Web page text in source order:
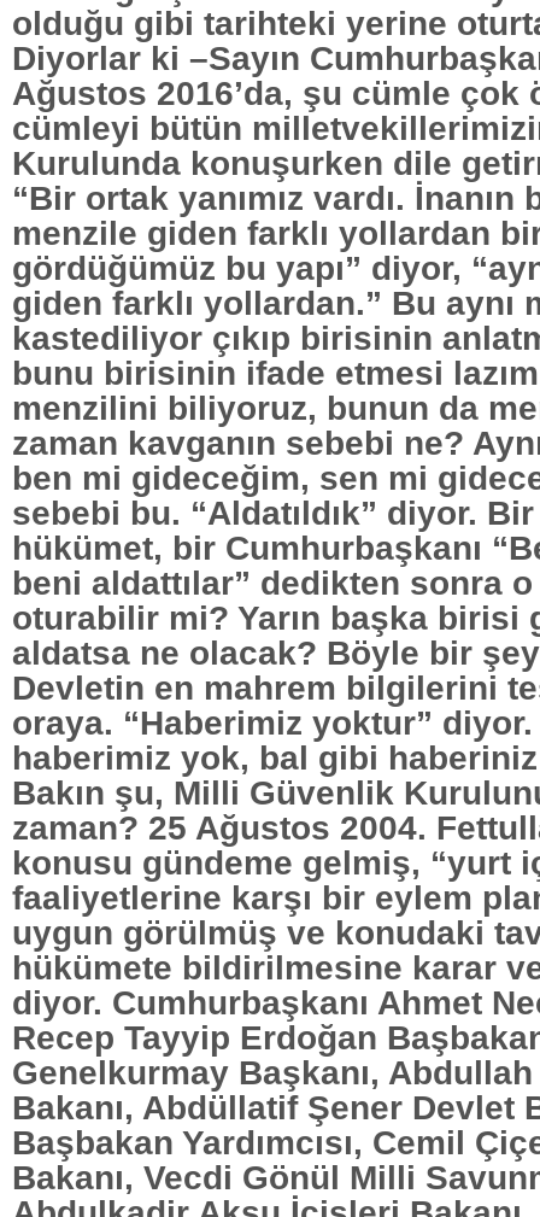
olduğu gibi tarihteki yerine
Diyorlar ki –Sayın
Ağustos 2016’da, şu cümle çok
cümleyi bütün
Kurulunda konuşurken dile
“Bir ortak yanımız vardı. İnanın
menzile giden farklı yollardan
gördüğümüz bu yapı” diyor,
giden farklı yollardan.” Bu aynı
kastediliyor çıkıp birisinin
bunu birisinin ifade etmesi
menzilini biliyoruz, bunun da
zaman kavganın sebebi ne?
ben mi gideceğim, sen mi
sebebi bu. “Aldatıldık” diyor.
hükümet, bir Cumhurbaşkanı
beni aldattılar” dedikten sonra
oturabilir mi? Yarın başka birisi
aldatsa ne olacak? Böyle bir
Devletin en mahrem bilgilerini
oraya. “Haberimiz yoktur”
haberimiz yok, bal gibi
Bakın şu, Milli Güvenlik
zaman? 25 Ağustos 2004.
konusu gündeme gelmiş, “yurt
faaliyetlerine karşı bir eylem
uygun görülmüş ve konudaki
hükümete bildirilmesine karar
diyor. Cumhurbaşkanı Ahmet
Recep Tayyip Erdoğan
Genelkurmay Başkanı,
Bakanı, Abdüllatif Şener Devlet
Başbakan Yardımcısı, Cemil
Bakanı, Vecdi Gönül Milli